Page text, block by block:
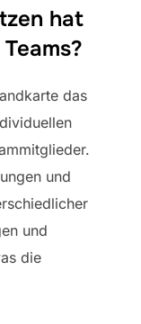
hat
das
und
und
die